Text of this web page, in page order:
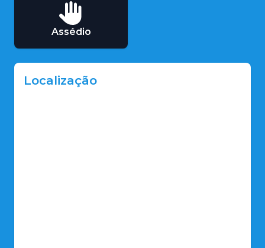
Assédio
Localização